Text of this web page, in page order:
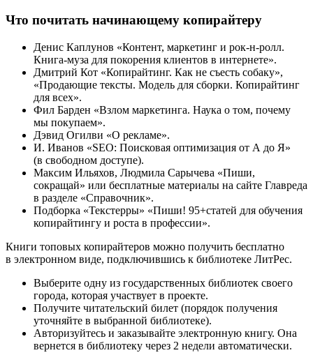
Что почитать начинающему копирайтеру
Денис Каплунов «Контент, маркетинг и рок-н-ролл.
Книга-муза для покорения клиентов в интернете».
Дмитрий Кот «Копирайтинг. Как не съесть собаку»,
«Продающие тексты. Модель для сборки. Копирайтинг
для всех».
Фил Барден «Взлом маркетинга. Наука о том, почему
мы покупаем».
Дэвид Огилви «О рекламе».
И. Иванов «SEO: Поисковая оптимизация от А до Я»
(в свободном доступе).
Максим Ильяхов, Людмила Сарычева «Пиши,
сокращай» или бесплатные материалы на сайте Главреда
в разделе «Справочник».
Подборка «Текстерры» «Пиши! 95+статей для обучения
копирайтингу и роста в профессии».
Книги топовых копирайтеров можно получить бесплатно
в электронном виде, подключившись к библиотеке ЛитРес.
Выберите одну из государственных библиотек своего
города, которая участвует в проекте.
Получите читательский билет (порядок получения
уточняйте в выбранной библиотеке).
Авторизуйтесь и заказывайте электронную книгу. Она
вернется в библиотеку через 2 недели автоматически.